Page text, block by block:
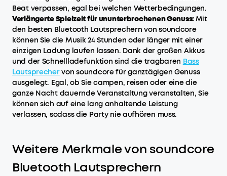
Beat verpassen, egal bei welchen Wetterbedingungen.
Verlängerte Spielzeit für ununterbrochenen Genuss:Mit
den besten Bluetooth Lautsprechern von soundcore
können Sie die Musik 24 Stunden oder länger mit einer
einzigen Ladung laufen lassen. Dank der großen Akkus
und der Schnellladefunktion sind die tragbaren Bass
Lautsprechervon soundcore für ganztägigen Genuss
ausgelegt. Egal, ob Sie campen, reisen oder eine die
ganze Nacht dauernde Veranstaltung veranstalten, Sie
können sich auf eine lang anhaltende Leistung
verlassen, sodass die Party nie aufhören muss.
Weitere Merkmale von soundcore
Bluetooth Lautsprechern